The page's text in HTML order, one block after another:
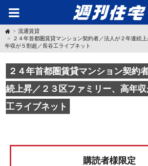
H
o
m
e
流通賃貸
２４年首都圏賃貸マンション契約者／法人が２年連続
年収が５割超／長谷工ライブネット
２４年首都圏賃貸マンション契約
続上昇／２３区ファミリー、高年
工ライブネット
購読者様限定